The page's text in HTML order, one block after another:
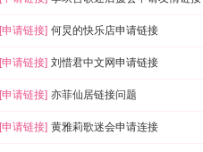
[申请链接] 何炅的快乐店申请链接
[申请链接] 刘惜君中文网申请链接
[申请链接] 亦菲仙居链接问题
[申请链接] 黄雅莉歌迷会申请连接